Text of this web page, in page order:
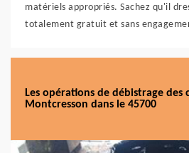
matériels appropriés. Sachez qu'il
totalement gratuit et sans
Les opérations de débistrage des
Montcresson dans le 45700